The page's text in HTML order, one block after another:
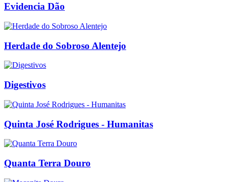
Evidencia Dão
Herdade do Sobroso Alentejo
Digestivos
Quinta José Rodrigues - Humanitas
Quanta Terra Douro